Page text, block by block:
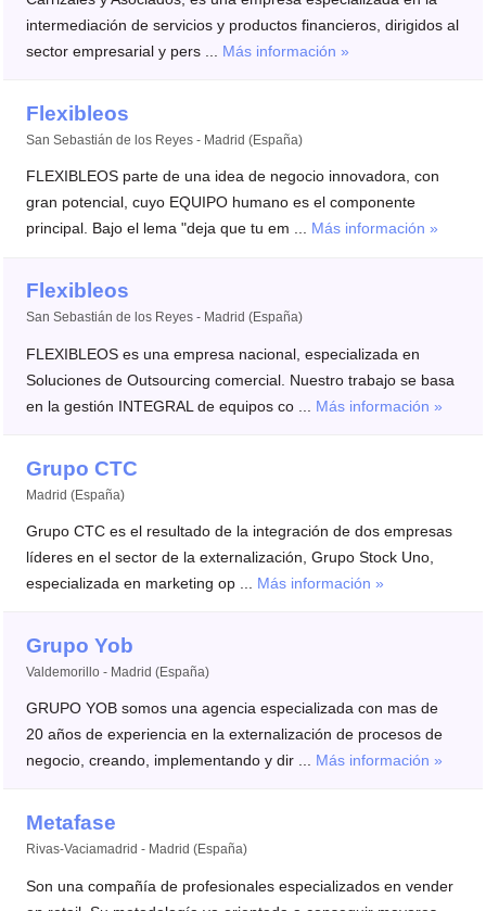
intermediación de servicios y productos financieros, dirigidos al
sector empresarial y pers ... Más información »
Flexibleos
San Sebastián de los Reyes - Madrid (España)
FLEXIBLEOS parte de una idea de negocio innovadora, con
gran potencial, cuyo EQUIPO humano es el componente
principal. Bajo el lema "deja que tu em ... Más información »
Flexibleos
San Sebastián de los Reyes - Madrid (España)
FLEXIBLEOS es una empresa nacional, especializada en
Soluciones de Outsourcing comercial. Nuestro trabajo se basa
en la gestión INTEGRAL de equipos co ... Más información »
Grupo CTC
Madrid (España)
Grupo CTC es el resultado de la integración de dos empresas
líderes en el sector de la externalización, Grupo Stock Uno,
especializada en marketing op ... Más información »
Grupo Yob
Valdemorillo - Madrid (España)
GRUPO YOB somos una agencia especializada con mas de
20 años de experiencia en la externalización de procesos de
negocio, creando, implementando y dir ... Más información »
Metafase
Rivas-Vaciamadrid - Madrid (España)
Son una compañía de profesionales especializados en vender